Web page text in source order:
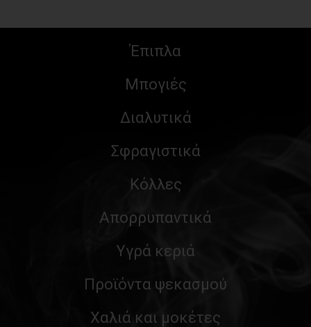
Έπιπλα
Μπογιές
Διαλυτικά
Σφραγιστικά
Κόλλες
Απορρυπαντικά
Υγρά κεριά
Προϊόντα ψεκασμού
Χαλιά και μοκέτες